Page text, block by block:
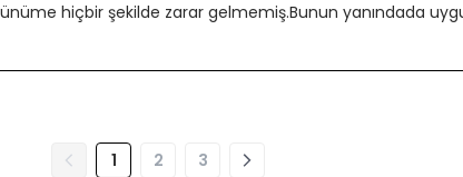
hiçbir şekilde zarar gelmemiş.Bunun yanındada
1 2 3